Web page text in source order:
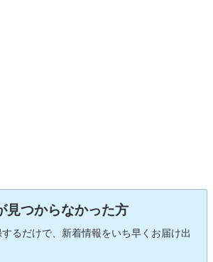
見つからなかった方
るだけで、新着情報をいち早くお届け出